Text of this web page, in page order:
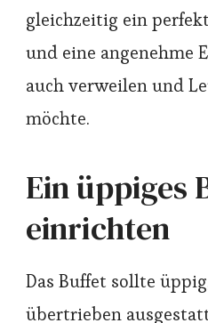
gleichzeitig ein
und eine angenehme
auch verweilen und
möchte.
Ein üppiges
einrichten
Das Buffet sollte
übertrieben